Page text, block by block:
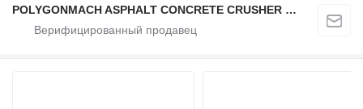
POLYGONMACH ASPHALT CONCRETE CRUSHER SYSTEMS